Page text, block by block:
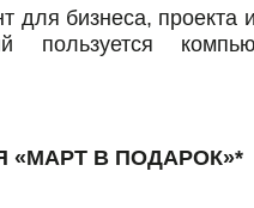
для бизнеса, проекта
пользуется
«МАРТ В ПОДАРОК»*